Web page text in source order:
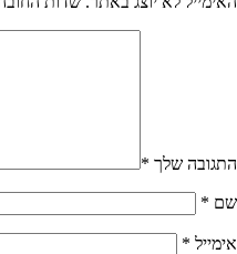
התגובה שלך *
שם *
אימייל *